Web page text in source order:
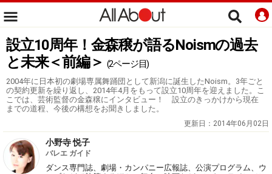
設立10周年！金森穣が語るNoismの過去
と未来＜前編＞ (2ページ目)
2004年に日本初の劇場専属舞踊団として新潟に誕生したNoism。3年ごと
の契約更新を繰り返し、2014年4月をもって設立10周年を迎えました。こ
こでは、芸術監督の金森穣にインタビュー！ 設立のきっかけから現在
までの道程、今後の構想をお聞きしました。
更新日： 2014年06月02日
小野寺 悦子
バレエ ガイド
ダンス専門誌、劇場・カンパニー広報誌、公演プログラム、ウ